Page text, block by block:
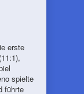
erste
spielte
führte